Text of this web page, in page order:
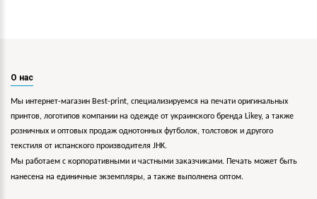
О нас
Мы интернет-магазин Best-print, специализируемся на печати оригинальных
принтов, логотипов компании на одежде от украинского бренда Likey, а также
розничных и оптовых продаж однотонных футболок, толстовок и другого
текстиля от испанского производителя JHK.
Мы работаем с корпоративными и частными заказчиками. Печать может быть
нанесена на единичные экземпляры, а также выполнена оптом.